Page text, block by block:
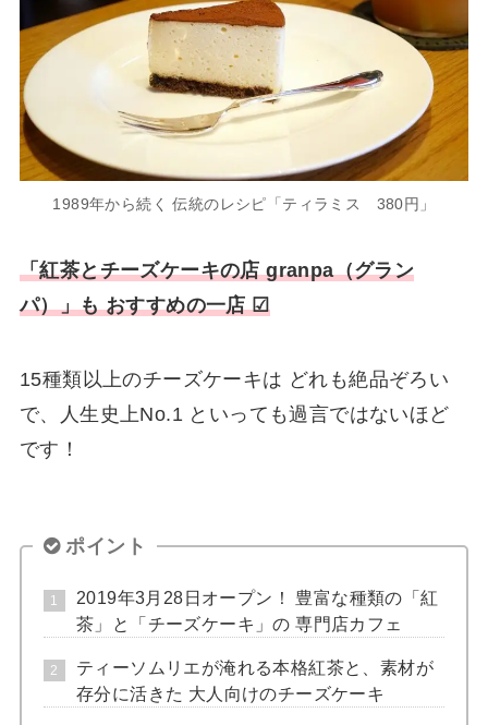
1989年から続く 伝統のレシピ「ティラミス 380円」
「紅茶とチーズケーキの店 granpa（グラン
パ）」も おすすめの一店 ☑
15種類以上のチーズケーキは どれも絶品ぞろい
で、人生史上No.1 といっても過言ではないほど
です！
ポイント
2019年3月28日オープン！ 豊富な種類の「紅
茶」と「チーズケーキ」の 専門店カフェ
ティーソムリエが淹れる本格紅茶と、素材が
存分に活きた 大人向けのチーズケーキ